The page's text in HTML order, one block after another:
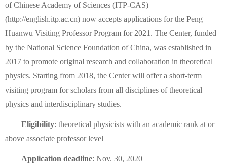
of Chinese Academy of Sciences (ITP-CAS)
(http://english.itp.ac.cn) now accepts applications for the Peng
Huanwu Visiting Professor Program for 2021. The Center, funded
by the National Science Foundation of China, was established in
2017 to promote original research and collaboration in theoretical
physics. Starting from 2018, the Center will offer a short-term
visiting program for scholars from all disciplines of theoretical
physics and interdisciplinary studies.
Eligibility: theoretical physicists with an academic rank at or
above associate professor level
Application deadline: Nov. 30, 2020